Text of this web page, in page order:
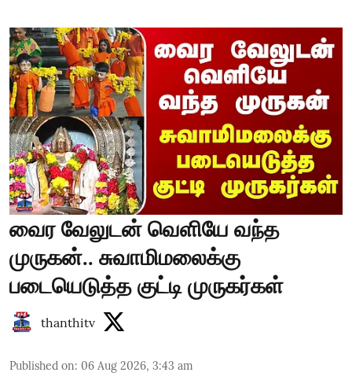
வைர வேலுடன் வெளியே வந்த
முருகன்.. சுவாமிமலைக்கு
படையெடுத்த குட்டி முருகர்கள்
thanthitv
Published on: 06 Aug 2026, 3:43 am